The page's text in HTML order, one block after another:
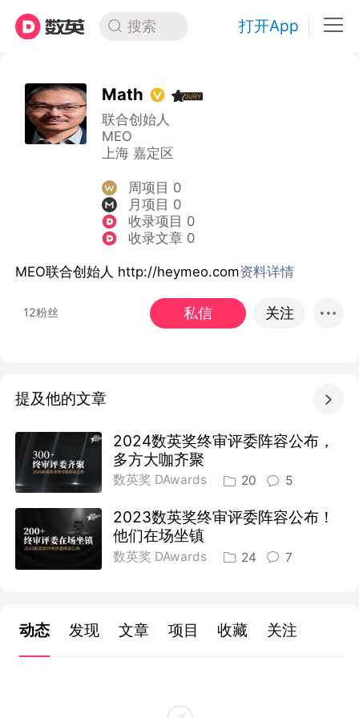
搜索 打开App
Math
联合创始人
MEO
上海 嘉定区
周项目 0
月项目 0
收录项目 0
收录文章 0
MEO联合创始人 http://heymeo.com资料详情
12粉丝 私信 关注
提及他的文章 
2024数英奖终审评委阵容公布，
多方大咖齐聚
数英奖 DAwards 20 5
2023数英奖终审评委阵容公布！
他们在场坐镇
数英奖 DAwards 24 7
动态 发现 文章 项目 收藏 关注